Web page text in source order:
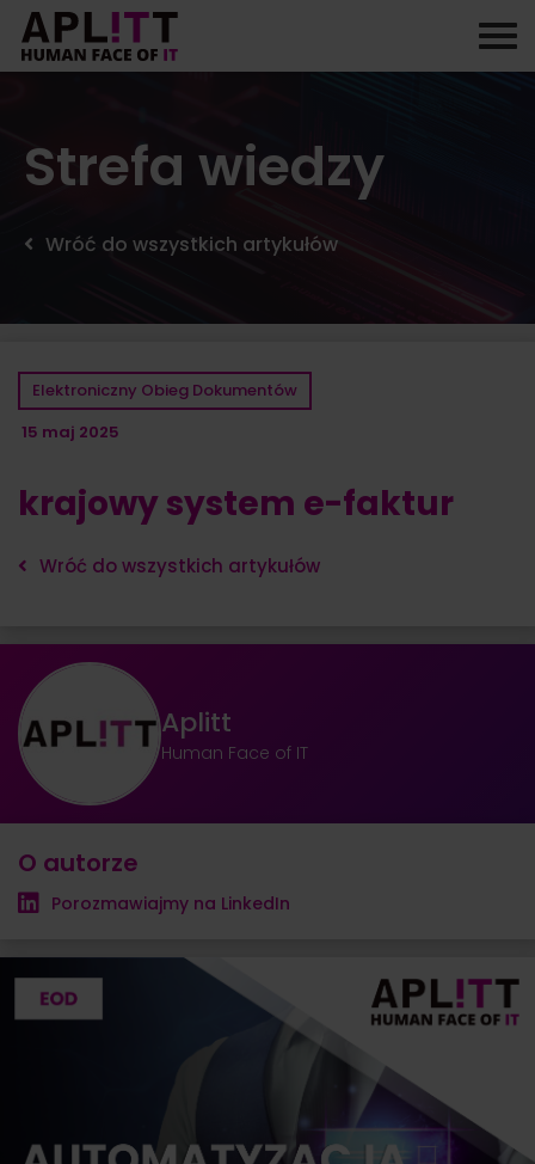
Skip
content
Strefa wiedzy
Wróć do wszystkich artykułów
Elektroniczny Obieg Dokumentów
15 maj 2025
krajowy system e-faktur
Wróć do wszystkich artykułów
Aplitt
Human Face of IT
O autorze
Porozmawiajmy na LinkedIn